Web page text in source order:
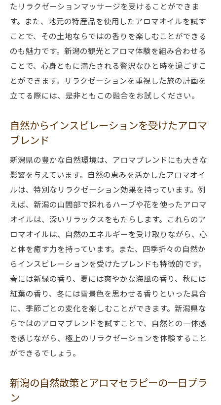
たリラクゼーションマッサージを受けることができま
す。また、地元の特産品を使用したアロマオイルを試す
ことで、その土地ならではの香りを楽しむことができる
のも魅力です。新潟の観光とアロマ体験を組み合わせる
ことで、心身ともに満たされる贅沢なひと時を過ごすこ
とができます。リラクゼーションを重視した旅の計画を
立てる際には、是非ともこの融合をお試しください。
自然からインスピレーションを受けたアロマ
ブレンド
新潟県の豊かな自然環境は、アロマブレンドにも大きな
影響を与えています。自然の恵みを活かしたアロマオイ
ルは、特別なリラクゼーション効果を持っています。例
えば、新潟の山間部で採れるハーブや花を使ったアロマ
オイルは、深いリラックスをもたらします。これらのア
ロマオイルは、自然のエネルギーを受け取りながら、心
と体を癒す力を持っています。また、四季折々の自然か
らインスピレーションを受けたブレンドも特徴的です。
春には新緑の香り、夏には爽やかな海風の香り、秋には
紅葉の香り、冬には雪景色を思わせる香りといった具合
に、季節ごとの変化を楽しむことができます。新潟県な
らではのアロマブレンドを試すことで、自然との一体感
を感じながら、極上のリラクゼーションを体験すること
ができるでしょう。
新潟の自然散策とアロマセラピーの一日プラ
ン